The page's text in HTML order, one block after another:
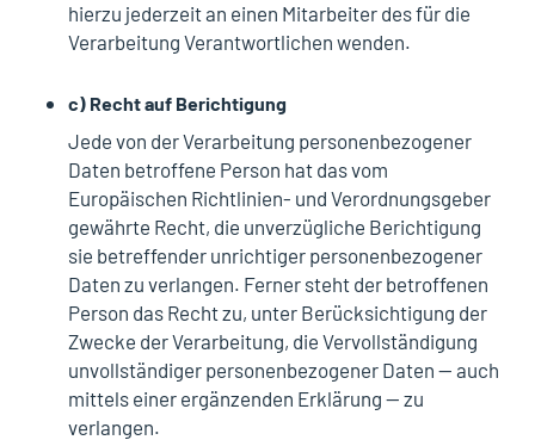
hierzu jederzeit an einen Mitarbeiter des für die
Verarbeitung Verantwortlichen wenden.
c) Recht auf Berichtigung
Jede von der Verarbeitung personenbezogener
Daten betroffene Person hat das vom
Europäischen Richtlinien- und Verordnungsgeber
gewährte Recht, die unverzügliche Berichtigung
sie betreffender unrichtiger personenbezogener
Daten zu verlangen. Ferner steht der betroffenen
Person das Recht zu, unter Berücksichtigung der
Zwecke der Verarbeitung, die Vervollständigung
unvollständiger personenbezogener Daten — auch
mittels einer ergänzenden Erklärung — zu
verlangen.